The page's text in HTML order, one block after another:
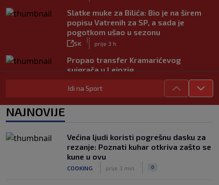
Slatke muke za Bilića: Bio je na širem
popisu Vatrenih za SP, a sada je
pogotkom ušao u sezonu
SK
|
prije 3 h
Propao transfer Kramarićevog
suigrača u Leipzig
Dinamov (potencijalni) suparnik u play-
offu Lige prvaka do pobjede u
Modrić se vraća u formu: U porazu
Milana protiv Chelseaja dobio veću
minutažu
|
prije 4 h
Idi na Sport
NAJNOVIJE
Većina ljudi koristi pogrešnu dasku za
rezanje: Poznati kuhar otkriva zašto se
kune u ovu
COOKING prije 3 min 0